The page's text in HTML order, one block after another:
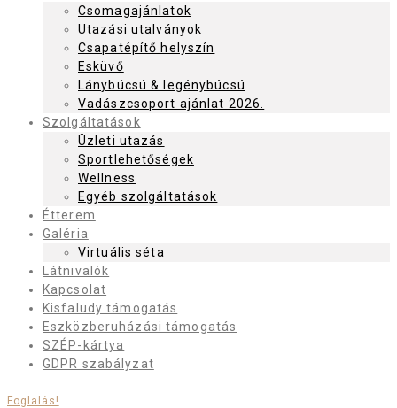
Csomagajánlatok
Utazási utalványok
Csapatépítő helyszín
Esküvő
Lánybúcsú & legénybúcsú
Vadászcsoport ajánlat 2026.
Szolgáltatások
Üzleti utazás
Sportlehetőségek
Wellness
Egyéb szolgáltatások
Étterem
Galéria
Virtuális séta
Látnivalók
Kapcsolat
Kisfaludy támogatás
Eszközberuházási támogatás
SZÉP-kártya
GDPR szabályzat
Foglalás!